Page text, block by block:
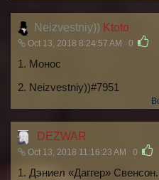
Neizvestniy)) Ktoto
Oct 13, 2018 8:24:57 AM 0
1. Монос
2. Neizvestniy))#7951
DEZWAR
Oct 13, 2018 11:16:23 AM 0
1. Дэниел «Даггер» Свенсон.